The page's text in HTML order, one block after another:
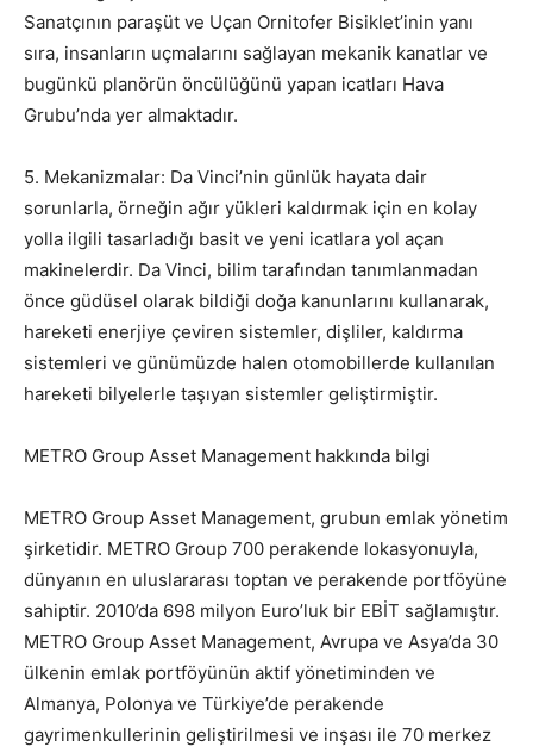
Sanatçının paraşüt ve Uçan Ornitofer Bisiklet’inin yanı
sıra, insanların uçmalarını sağlayan mekanik kanatlar ve
bugünkü planörün öncülüğünü yapan icatları Hava
Grubu’nda yer almaktadır.
5. Mekanizmalar: Da Vinci’nin günlük hayata dair
sorunlarla, örneğin ağır yükleri kaldırmak için en kolay
yolla ilgili tasarladığı basit ve yeni icatlara yol açan
makinelerdir. Da Vinci, bilim tarafından tanımlanmadan
önce güdüsel olarak bildiği doğa kanunlarını kullanarak,
hareketi enerjiye çeviren sistemler, dişliler, kaldırma
sistemleri ve günümüzde halen otomobillerde kullanılan
hareketi bilyelerle taşıyan sistemler geliştirmiştir.
METRO Group Asset Management hakkında bilgi
METRO Group Asset Management, grubun emlak yönetim
şirketidir. METRO Group 700 perakende lokasyonuyla,
dünyanın en uluslararası toptan ve perakende portföyüne
sahiptir. 2010’da 698 milyon Euro’luk bir EBİT sağlamıştır.
METRO Group Asset Management, Avrupa ve Asya’da 30
ülkenin emlak portföyünün aktif yönetiminden ve
Almanya, Polonya ve Türkiye’de perakende
gayrimenkullerinin geliştirilmesi ve inşası ile 70 merkez